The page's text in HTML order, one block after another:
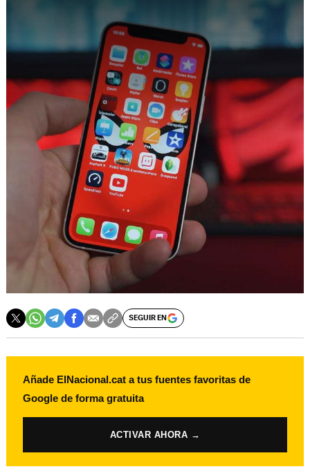
SEGUIR EN
Añade ElNacional.cat a tus fuentes favoritas de
Google de forma gratuita
ACTIVAR AHORA →